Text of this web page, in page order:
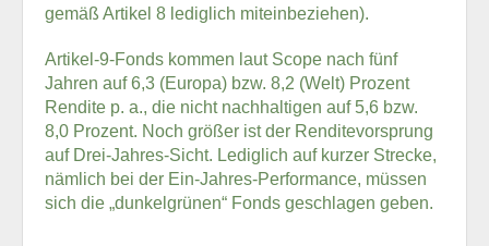
gemäß Artikel 8 lediglich miteinbeziehen).
Artikel-9-Fonds kommen laut Scope nach fünf
Jahren auf 6,3 (Europa) bzw. 8,2 (Welt) Prozent
Rendite p. a., die nicht nachhaltigen auf 5,6 bzw.
8,0 Prozent. Noch größer ist der Renditevorsprung
auf Drei-Jahres-Sicht. Lediglich auf kurzer Strecke,
nämlich bei der Ein-Jahres-Performance, müssen
sich die „dunkelgrünen“ Fonds geschlagen geben.